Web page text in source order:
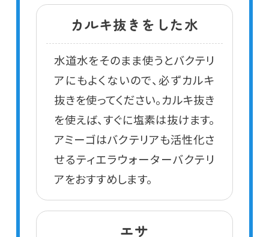
カルキ抜きをした水
水道水をそのまま使うとバクテリ
アにもよくないので、必ずカルキ
抜きを使ってください。カルキ抜き
を使えば、すぐに塩素は抜けます。
アミーゴはバクテリアも活性化さ
せるティエラウォーターバクテリ
アをおすすめします。
エサ